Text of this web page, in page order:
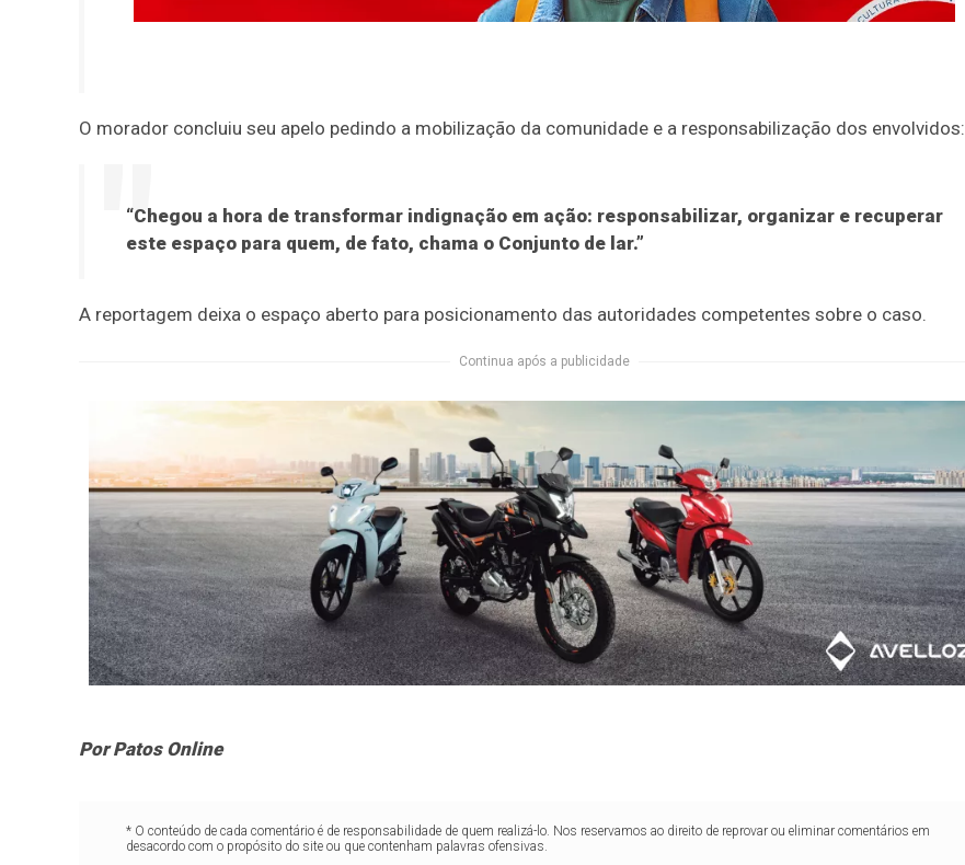
O morador concluiu seu apelo pedindo a mobilização da comunidade e a responsabilização dos envolvidos:
“Chegou a hora de transformar indignação em ação: responsabilizar, organizar e recuperar
este espaço para quem, de fato, chama o Conjunto de lar.”
A reportagem deixa o espaço aberto para posicionamento das autoridades competentes sobre o caso.
Continua após a publicidade
Por Patos Online
* O conteúdo de cada comentário é de responsabilidade de quem realizá-lo. Nos reservamos ao direito de reprovar ou eliminar comentários em
desacordo com o propósito do site ou que contenham palavras ofensivas.